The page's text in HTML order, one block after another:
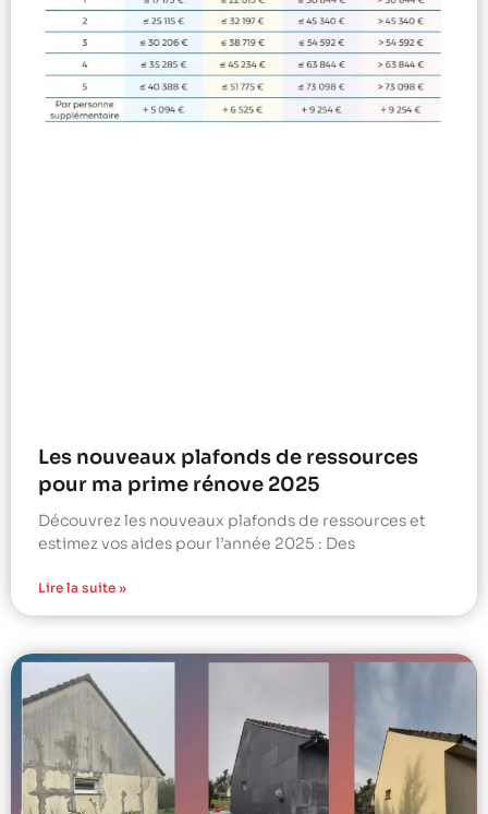
Les nouveaux plafonds de ressources
pour ma prime rénove 2025
Découvrez les nouveaux plafonds de ressources et
estimez vos aides pour l’année 2025 : Des
Lire la suite »